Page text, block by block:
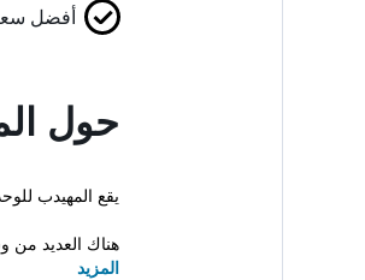
أفضل
حول
يقع المهيدب
هناك العديد من
المزيد